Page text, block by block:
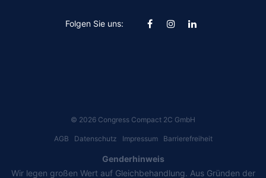
Folgen Sie uns:
© 2026 Congress Compact 2C GmbH
AGB Datenschutz Impressum Barrierefreiheit
Genderhinweis
Wir legen großen Wert auf Gleichbehandlung. Aus Gründen der